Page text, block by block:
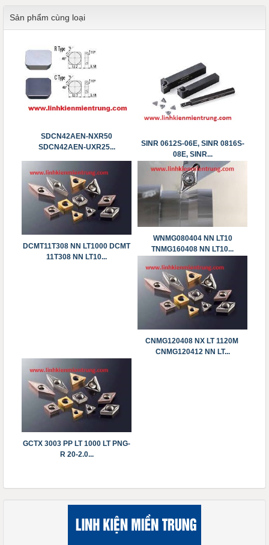
Sản phẩm cùng loại
SDCN42AEN-NXR50
SDCN42AEN-UXR25...
SINR 0612S-06E, SINR 0816S-
08E, SINR...
DCMT11T308 NN LT1000 DCMT
11T308 NN LT10...
WNMG080404 NN LT10
TNMG160408 NN LT10...
CNMG120408 NX LT 1120M
CNMG120412 NN LT...
GCTX 3003 PP LT 1000 LT PNG-
R 20-2.0...